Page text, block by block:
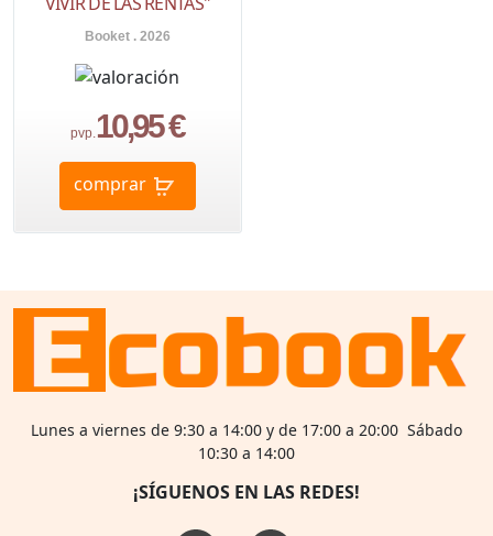
Booket . 2026
pvp.10,95 €
comprar
Lunes a viernes de 9:30 a 14:00 y de 17:00 a 20:00 Sábado
10:30 a 14:00
¡SÍGUENOS EN LAS REDES!